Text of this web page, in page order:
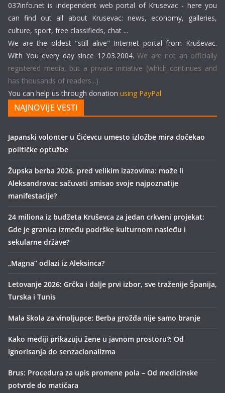
037info.net is independent web portal of Krusevac - here you
can find out all about Krusevac: news, economy, galleries,
culture, sport, free classifieds, chat ...
We are the oldest "still alive" Internet portal from Kruševac.
With You every day since 12.03.2004. We are not an officially
registered media, but a private initiative (which continues and
has thousands of readers...).
You can help us through donation using PayPal
NAJNOVIJE VESTI
Japanski volonter u Ćićevcu umesto izložbe mira dočekao
političke optužbe
Župska berba 2026. pred velikim izazovima: može li
Aleksandrovac sačuvati smisao svoje najpoznatije
manifestacije?
24 miliona iz budžeta Kruševca za jedan crkveni projekat:
Gde je granica između podrške kulturnom nasleđu i
sekularne države?
„Magna“ odlazi iz Aleksinca?
Letovanje 2026: Grčka i dalje prvi izbor, sve traženije Španija,
Turska i Tunis
Mala škola za vinoljupce: Berba grožđa nije samo branje
Kako mediji prikazuju žene u javnom prostoru?: Od
ignorisanja do senzacionalizma
Brus: Procedura za upis promene pola – Od medicinske
potvrde do matičara